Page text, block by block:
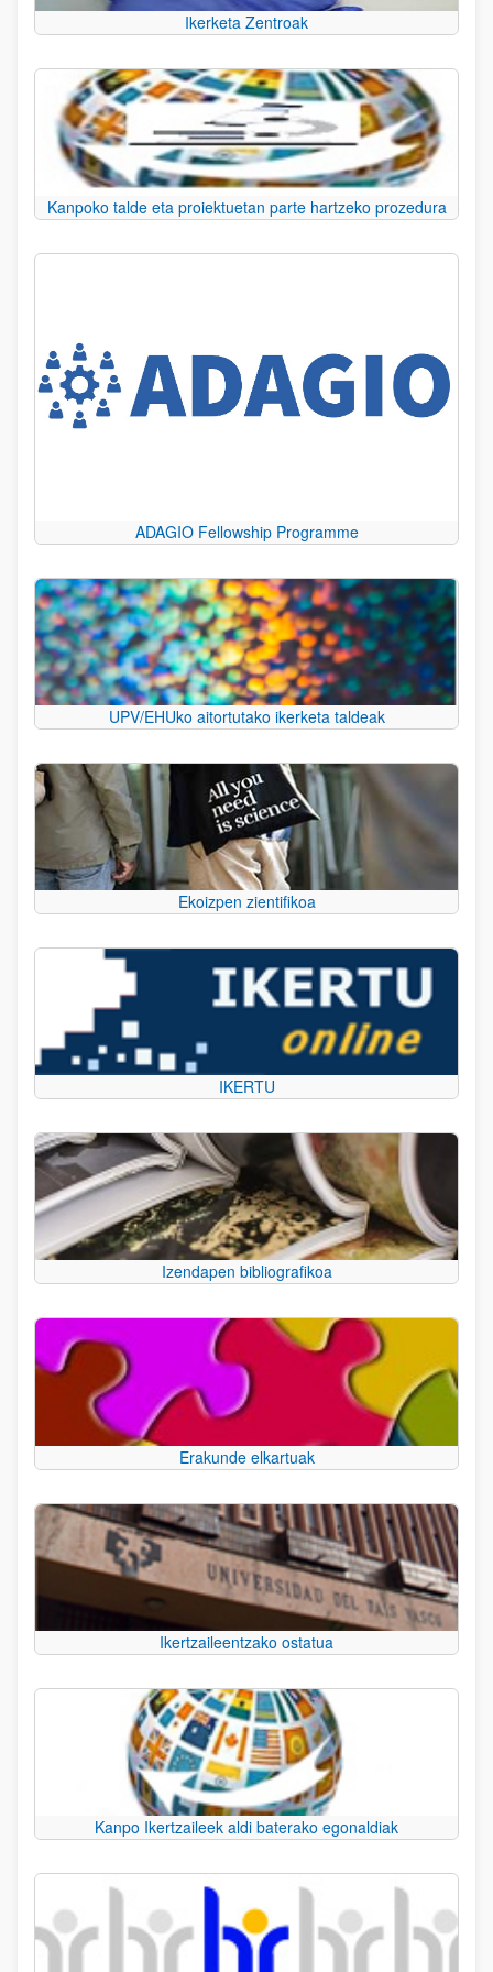
Ikerketa Zentroak
Kanpoko talde eta proiektuetan parte hartzeko prozedura
ADAGIO Fellowship Programme
UPV/EHUko aitortutako ikerketa taldeak
Ekoizpen zientifikoa
IKERTU
Izendapen bibliografikoa
Erakunde elkartuak
Ikertzaileentzako ostatua
Kanpo Ikertzaileek aldi baterako egonaldiak